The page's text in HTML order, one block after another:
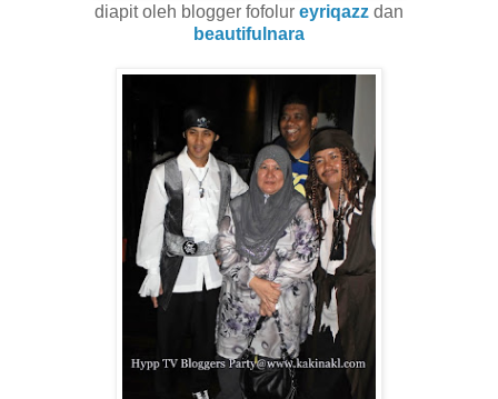
diapit oleh blogger fofolur eyriqazz dan
beautifulnara